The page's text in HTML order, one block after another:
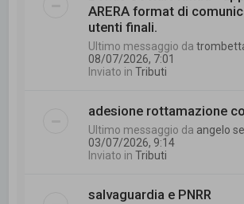
ARERA format di
utenti finali.
Ultimo messaggio da
08/07/2026, 7:01
Inviato inTributi
adesione rottamazione
Ultimo messaggio da angelo
03/07/2026, 9:14
Inviato inTributi
salvaguardia e PNRR